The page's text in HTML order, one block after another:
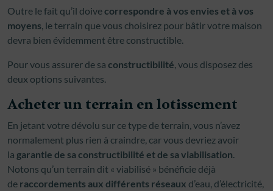
Outre le fait qu’il doivecorrespondre à vos envies et à vos
moyens, le terrain que vous choisirez pour bâtir votre maison
devra bien évidemment être constructible.
Pour vous assurer de sa constructibilité, vous disposez des
deux options suivantes.
Acheter un terrain en lotissement
En jetant votre dévolu sur ce type de terrain, vous n’avez
normalement plus rien à craindre, car vous devriez avoir
la garantie de sa constructibilité et de sa viabilisation.
Notons qu’un terrain dit « viabilisé » bénéficie déjà
de raccordements aux différents réseaux d’eau, d’électricité,